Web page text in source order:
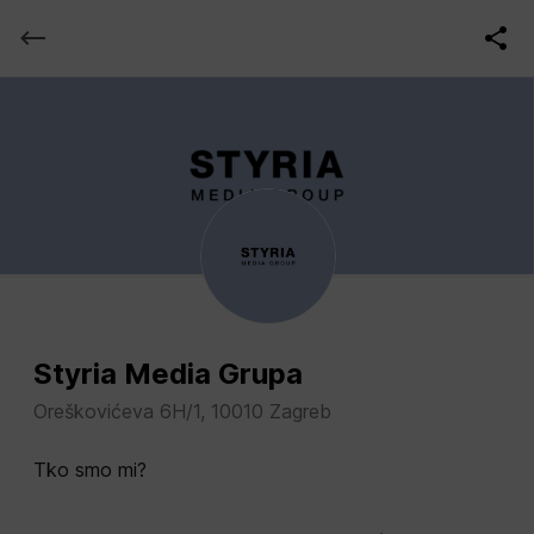
Styria Media Grupa
Oreškovićeva 6H/1, 10010 Zagreb
Tko smo mi?